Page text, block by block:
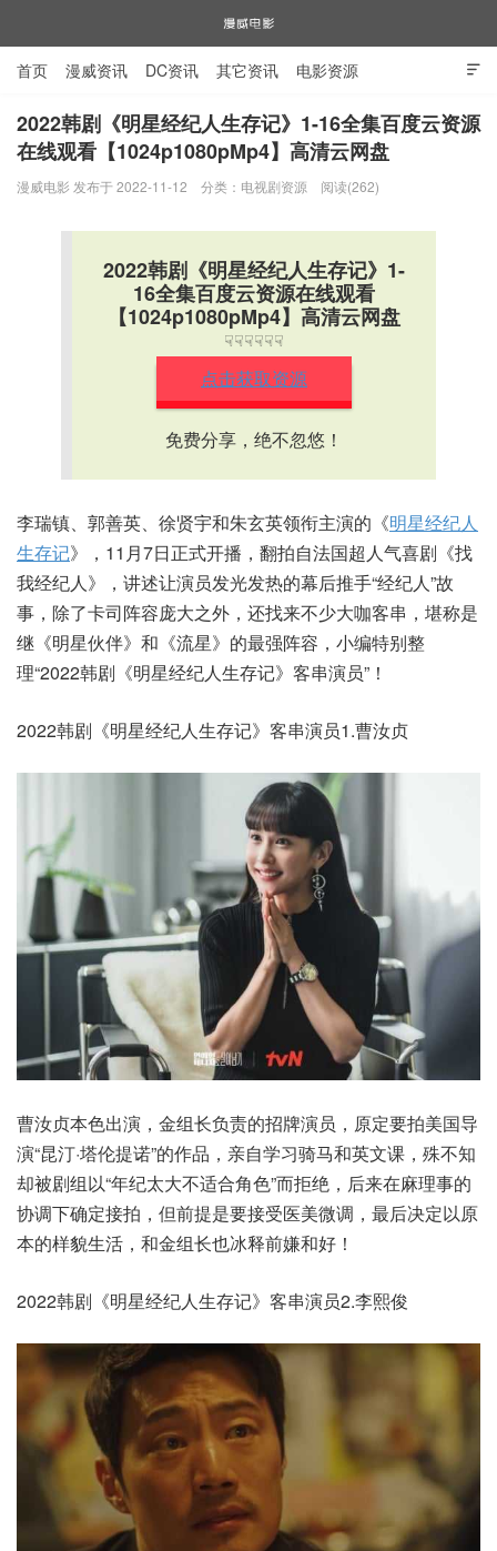
漫威电影

首页 漫威资讯 DC资讯 其它资讯 电影资源
电视剧资源 漫威图片
2022韩剧《明星经纪人生存记》1-16全集百度云资源
在线观看【1024p1080pMp4】高清云网盘
漫威电影 发布于 2022-11-12 分类： 电视剧资源 阅读(262)
2022韩剧《明星经纪人生存记》1-
16全集百度云资源在线观看
【1024p1080pMp4】高清云网盘
☟☟☟☟☟☟
点击获取资源
免费分享，绝不忽悠！
李瑞镇、郭善英、徐贤宇和朱玄英领衔主演的《明星经纪人
生存记》，11月7日正式开播，翻拍自法国超人气喜剧《找
我经纪人》，讲述让演员发光发热的幕后推手“经纪人”故
事，除了卡司阵容庞大之外，还找来不少大咖客串，堪称是
继《明星伙伴》和《流星》的最强阵容，小编特别整
理“2022韩剧《明星经纪人生存记》客串演员”！
2022韩剧《明星经纪人生存记》客串演员1.曹汝贞
曹汝贞本色出演，金组长负责的招牌演员，原定要拍美国导
演“昆汀·塔伦提诺”的作品，亲自学习骑马和英文课，殊不知
却被剧组以“年纪太大不适合角色”而拒绝，后来在麻理事的
协调下确定接拍，但前提是要接受医美微调，最后决定以原
本的样貌生活，和金组长也冰释前嫌和好！
2022韩剧《明星经纪人生存记》客串演员2.李熙俊